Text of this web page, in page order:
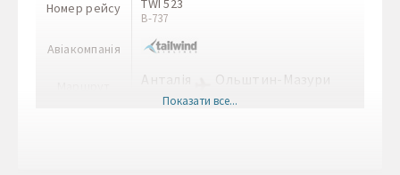
Номер рейсу
Авіакомпанія
TWI 523
B-737
Анталія
AYT
Ольштин-Мазури
Показати все...